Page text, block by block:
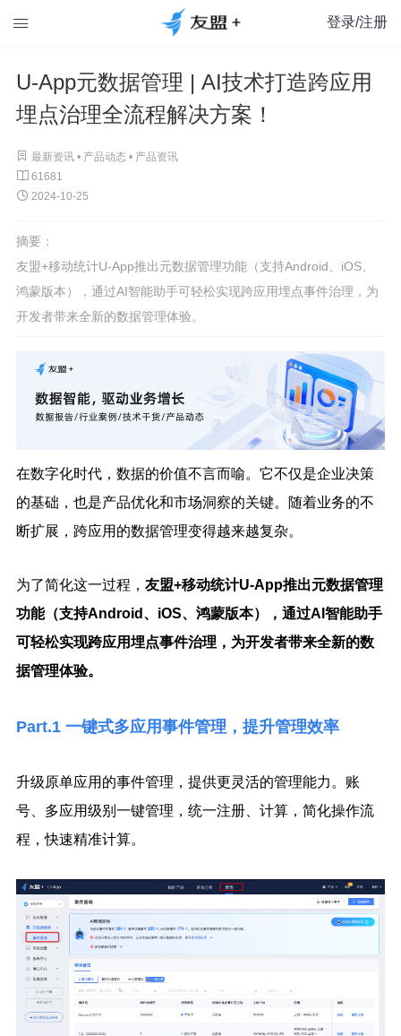
 登录/注册
U-App元数据管理 | AI技术打造跨应用
埋点治理全流程解决方案！
 最新资讯 • 产品动态 • 产品资讯
 61681
 2024-10-25
摘要：
友盟+移动统计U-App推出元数据管理功能（支持Android、iOS、
鸿蒙版本），通过AI智能助手可轻松实现跨应用埋点事件治理，为
开发者带来全新的数据管理体验。
在数字化时代，数据的价值不言而喻。它不仅是企业决策
的基础，也是产品优化和市场洞察的关键。随着业务的不
断扩展，跨应用的数据管理变得越来越复杂。
为了简化这一过程， 友盟+移动统计U-App推出元数据管理
功能（支持Android、iOS、鸿蒙版本），通过AI智能助手
可轻松实现跨应用埋点事件治理，为开发者带来全新的数
据管理体验。
Part.1 一键式多应用事件管理，提升管理效率
升级原单应用的事件管理，提供更灵活的管理能力。账
号、多应用级别一键管理，统一注册、计算，简化操作流
程，快速精准计算。